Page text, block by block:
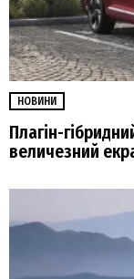
НОВИНИ
Плагін-
величезний